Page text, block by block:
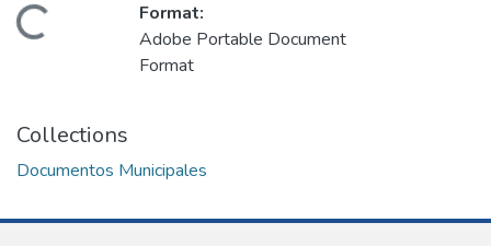
Loading...
Format:
Adobe Portable Document
Format
Collections
Documentos Municipales